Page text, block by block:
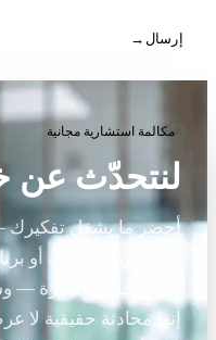
إرسال →
مكالمة استشارية مجانية
لنتحدّث عن
أحضر ما يشغل تفكيرك —
ثغرة في الحوكمة، أو
أمام مجلس الإدارة
إنها محادثة حقيقية